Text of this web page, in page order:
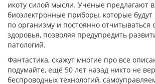
икоту силой мысли. Ученые предлагают
биоэлектронные приборы, которые будут
по организму и постоянно отчитываться
здоровья, позволяя предупредить
патологий.
Фантастика, скажут многие про все
подумайте, ещё 50 лет назад никто не
беспроводных технологий,